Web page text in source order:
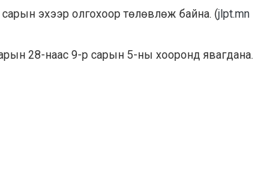
эхээр олгохоор төлөвлөж байна. (jlpt.mn
28-наас 9-р сарын 5-ны хооронд явагдана.